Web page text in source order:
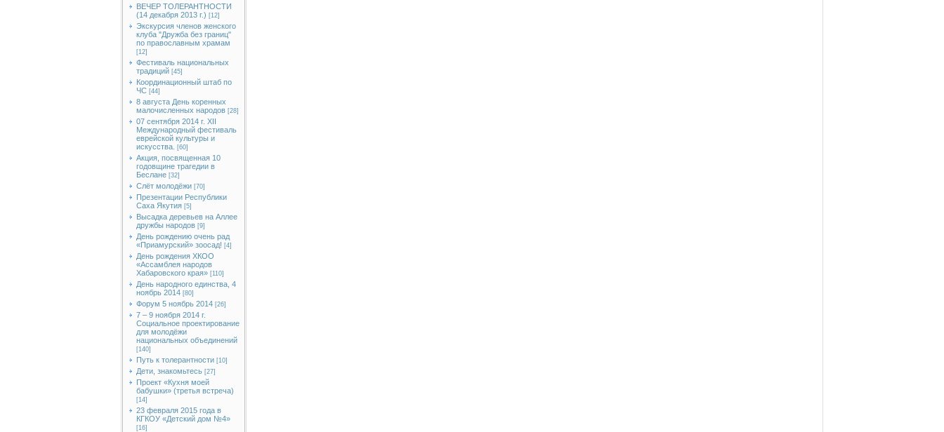
ВЕЧЕР ТОЛЕРАНТНОСТИ
(14 декабря 2013 г.) [12]
Экскурсия членов женского
клуба "Дружба без границ"
по православным храмам
[12]
Фестиваль национальных
традиций [45]
Координационный штаб по
ЧС [44]
8 августа День коренных
малочисленных народов [28]
07 сентября 2014 г. XII
Международный фестиваль
еврейской культуры и
искусства.
[60]
Акция, посвященная 10
годовщине трагедии в
Беслане [32]
Слёт молодёжи [70]
Презентации Республики
Саха Якутия [5]
Высадка деревьев на Аллее
дружбы народов [9]
День рождению очень рад
«Приамурский» зоосад! [4]
День рождения ХКОО
«Ассамблея народов
Хабаровского края» [110]
День народного единства, 4
ноябрь 2014 [80]
Форум 5 ноябрь 2014 [26]
7 – 9 ноября 2014 г.
Социальное проектирование
для молодёжи
национальных объединений
[140]
Путь к толерантности [10]
Дети, знакомьтесь [27]
Проект «Кухня моей
бабушки» (третья встреча)
[14]
23 февраля 2015 года в
КГКОУ «Детский дом №4»
[16]